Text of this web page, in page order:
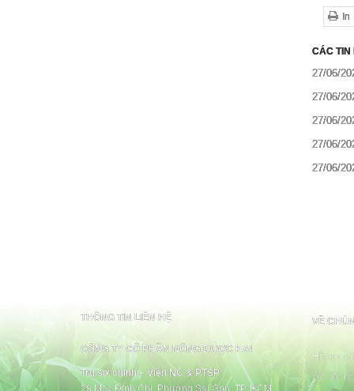
In
CÁC TIN
27/06/
27/06/
27/06/
27/06/
27/06/
THÔNG TIN LIÊN HỆ
CÔNG TY CỔ PHẦN NÔNG DƯỢC HAI
Trụ sở chính – Viện NC & PTSP
28 Mạc Đĩnh Chi, Phường Sài Gòn, TP. HCM
VỀ
Hồ sơ
Sơ đồ